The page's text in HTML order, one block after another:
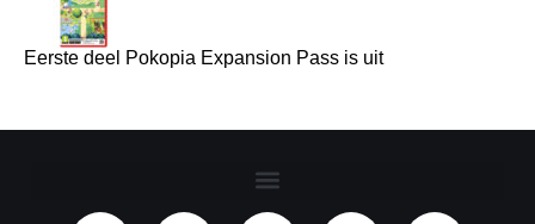
Eerste deel Pokopia Expansion Pass is uit